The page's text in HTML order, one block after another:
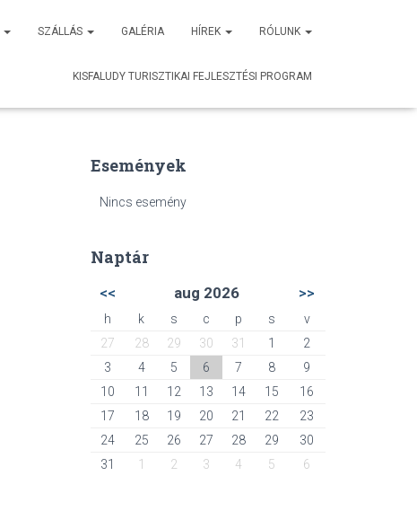
SZÁLLÁS GALÉRIA HÍREK RÓLUNK
KISFALUDY TURISZTIKAI FEJLESZTÉSI PROGRAM
Események
Nincs esemény
Naptár
<< aug 2026 >>
h k s c p s
v
27
28 29 30 31 1
2
3
4 5 6 7 8
9
10
11 12 13 14 15
16
17
18 19 20 21 22
23
24
25 26 27 28 29
30
31
1 2 3 4 5 6